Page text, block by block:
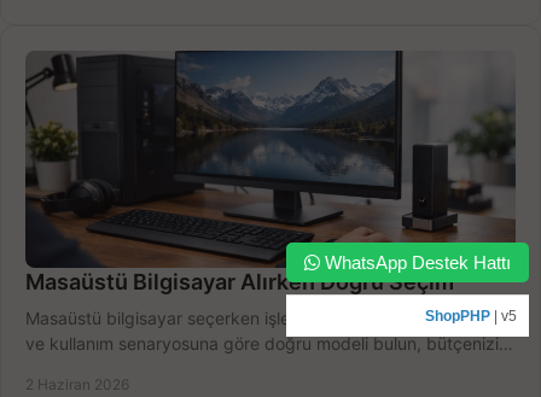
Masaüstü Bilgisayar Alırken Doğru Seçim
Masaüstü bilgisayar seçerken işlemci, RAM, SSD, ekran kartı
ve kullanım senaryosuna göre doğru modeli bulun, bütçenizi
2 Haziran 2026
WhatsApp Destek Hattı
ShopPHP | v5